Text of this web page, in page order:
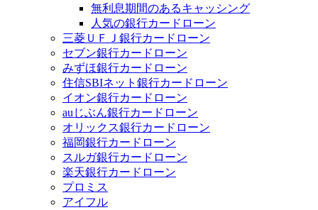
無利息期間のあるキャッシング
人気の銀行カードローン
三菱ＵＦＪ銀行カードローン
セブン銀行カードローン
みずほ銀行カードローン
住信SBIネット銀行カードローン
イオン銀行カードローン
auじぶん銀行カードローン
オリックス銀行カードローン
福岡銀行カードローン
スルガ銀行カードローン
楽天銀行カードローン
プロミス
アイフル